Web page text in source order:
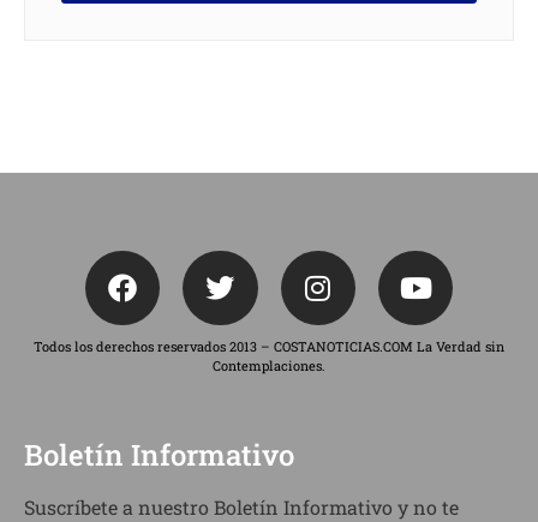
Todos los derechos reservados 2013 – COSTANOTICIAS.COM La Verdad sin
Contemplaciones.
Boletín Informativo
Suscríbete a nuestro Boletín Informativo y no te